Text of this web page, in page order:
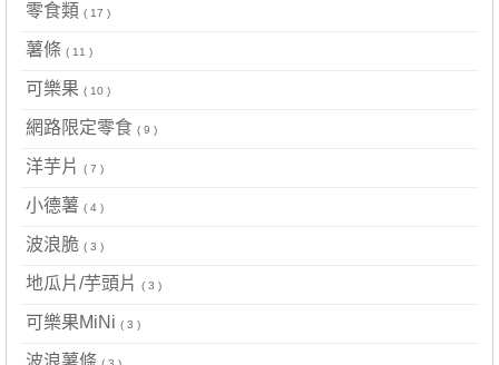
零食類 ( 17 )
薯條 ( 11 )
可樂果 ( 10 )
網路限定零食 ( 9 )
洋芋片 ( 7 )
小德薯 ( 4 )
波浪脆 ( 3 )
地瓜片/芋頭片 ( 3 )
可樂果MiNi ( 3 )
波浪薯條